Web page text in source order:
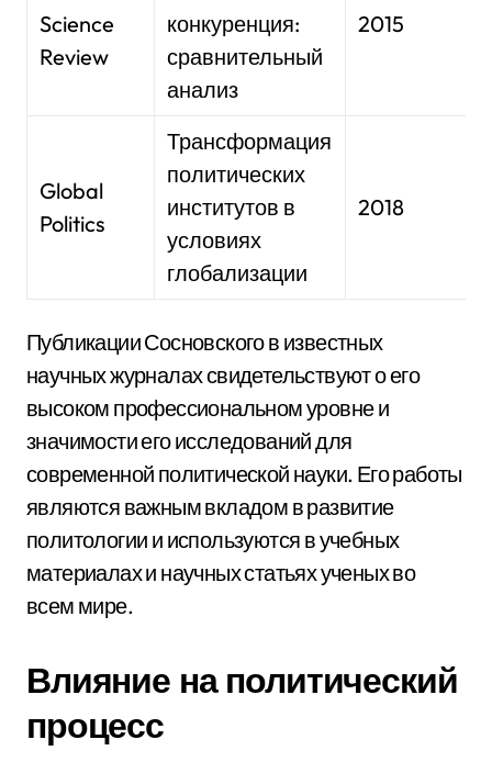
Science
Review
конкуренция:
сравнительный
анализ
2015
Global
Politics
Трансформация
политических
институтов в
условиях
глобализации
2018
Публикации Сосновского в известных
научных журналах свидетельствуют о его
высоком профессиональном уровне и
значимости его исследований для
современной политической науки. Его работы
являются важным вкладом в развитие
политологии и используются в учебных
материалах и научных статьях ученых во
всем мире.
Влияние на политический
процесс